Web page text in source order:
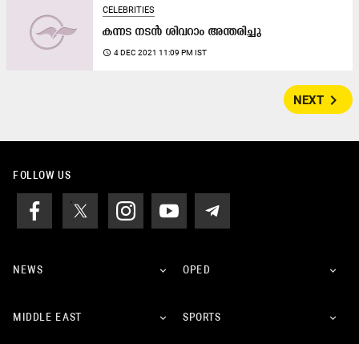
CELEBRITIES
കന്നട നടൻ ശിവറാം അന്തരിച്ചു
access_time 4 DEC 2021 11:09 PM IST
NEXT navigate_next
FOLLOW US
NEWS OPED
MIDDLE EAST SPORTS